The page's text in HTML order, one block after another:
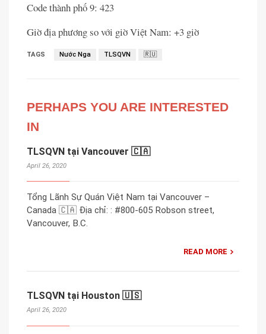
Code thành phố 9: 423
Giờ địa phương so với giờ Việt Nam: +3 giờ
TAGS Nước Nga TLSQVN 🇷🇺
PERHAPS YOU ARE INTERESTED
IN
TLSQVN tại Vancouver 🇨🇦
April 26, 2020
Tổng Lãnh Sự Quán Việt Nam tại Vancouver –
Canada 🇨🇦 Địa chỉ: : #800-605 Robson street,
Vancouver, B.C.
READ MORE
TLSQVN tại Houston 🇺🇸
April 26, 2020